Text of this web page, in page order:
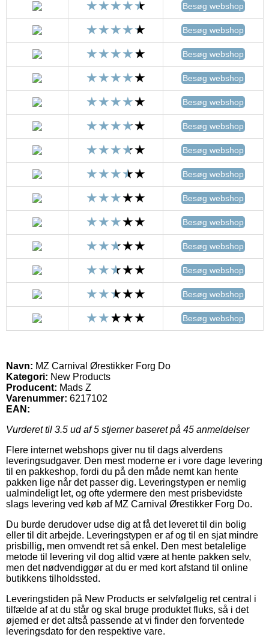
Besøg webshop
Besøg webshop
Besøg webshop
Besøg webshop
Besøg webshop
Besøg webshop
Besøg webshop
Besøg webshop
Besøg webshop
Besøg webshop
Besøg webshop
Besøg webshop
Besøg webshop
Besøg webshop
Navn: MZ Carnival Ørestikker Forg Do
Kategori: New Products
Producent: Mads Z
Varenummer: 6217102
EAN:
Vurderet til 3.5 ud af 5 stjerner baseret på 45 anmeldelser
Flere internet webshops giver nu til dags alverdens
leveringsudgaver. Den mest moderne er i vore dage levering
til en pakkeshop, fordi du på den måde nemt kan hente
pakken lige når det passer dig. Leveringstypen er nemlig
ualmindeligt let, og ofte ydermere den mest prisbevidste
slags levering ved køb af MZ Carnival Ørestikker Forg Do.
Du burde derudover udse dig at få det leveret til din bolig
eller til dit arbejde. Leveringstypen er af og til en sjat mindre
prisbillig, men omvendt ret så enkel. Den mest betalelige
metode til levering vil dog altid være at hente pakken selv,
men det nødvendiggør at du er med kort afstand til online
butikkens tilholdssted.
Leveringstiden på New Products er selvfølgelig ret central i
tilfælde af at du står og skal bruge produktet fluks, så i det
øjemed er det altså passende at vi finder den forventede
leveringsdato for den respektive vare.